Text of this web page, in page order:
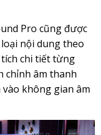
Pro cũng được
nội dung theo
chi tiết từng
chỉnh âm thanh
không gian âm